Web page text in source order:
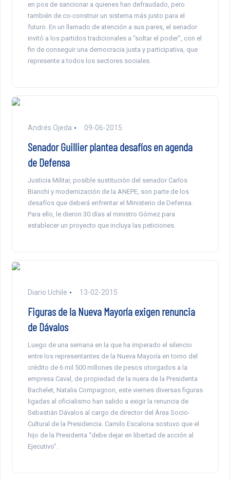
en pos de sancionar a quienes han defraudado, pero
también de co-construir un sistema más justo para el
futuro. En un llamado de atención a sus pares, el senador
invitó a los partidos tradicionales a “soltar el poder”, con el
fin de conseguir una democracia justa y participativa, que
represente a todos los sectores sociales.
Andrés Ojeda 09-06-2015
Senador Guillier plantea desafíos en agenda
de Defensa
Justicia Militar, posible sustitución del senador Carlos
Bianchi y modernización de la ANEPE, son parte de los
desafíos que deberá enfrentar el Ministerio de Defensa.
Para ello, le dieron 30 días al ministro Gómez para
establecer un proyecto que incluya las peticiones.
Diario Uchile 13-02-2015
Figuras de la Nueva Mayoría exigen renuncia
de Dávalos
Luego de una semana en la que ha imperado el silencio
entre los representantes de la Nueva Mayoría en torno del
crédito de 6 mil 500 millones de pesos otorgados a la
empresa Caval, de propiedad de la nuera de la Presidenta
Bachelet, Natalia Compagnon, este viernes diversas figuras
ligadas al oficialismo han salido a exigir la renuncia de
Sebastián Dávalos al cargo de director del Área Socio-
Cultural de la Presidencia. Camilo Escalona sostuvo que el
hijo de la Presidenta “debe dejar en libertad de acción al
Ejecutivo”.